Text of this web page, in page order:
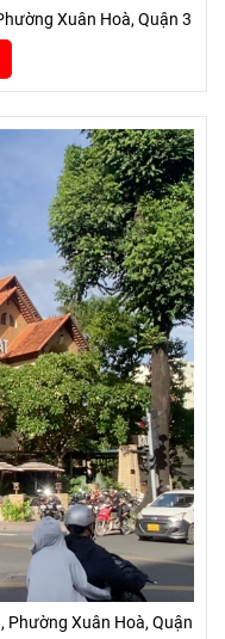
Xuân Hoà, Quận 3
Phường Xuân Hoà, Quận